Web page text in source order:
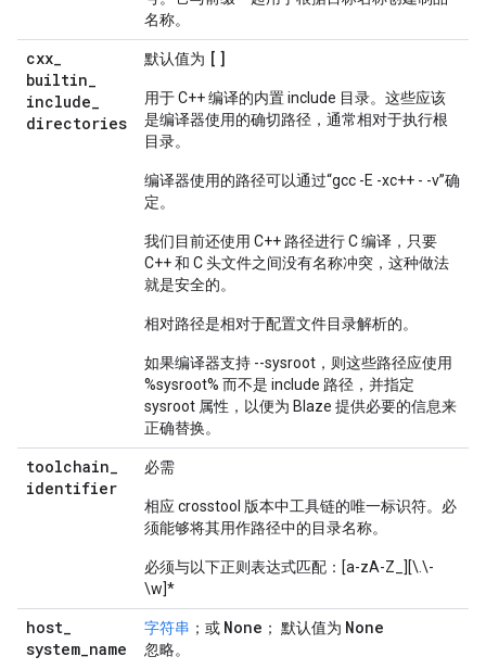
名称。
cxx_
builtin_
include_
directories
默认值为 []
用于 C++ 编译的内置 include 目录。这些应该
是编译器使用的确切路径，通常相对于执行根
目录。
编译器使用的路径可以通过“gcc -E -xc++ - -v”确
定。
我们目前还使用 C++ 路径进行 C 编译，只要
C++ 和 C 头文件之间没有名称冲突，这种做法
就是安全的。
相对路径是相对于配置文件目录解析的。
如果编译器支持 --sysroot，则这些路径应使用
%sysroot% 而不是 include 路径，并指定
sysroot 属性，以便为 Blaze 提供必要的信息来
正确替换。
toolchain_
identifier
必需
相应 crosstool 版本中工具链的唯一标识符。必
须能够将其用作路径中的目录名称。
必须与以下正则表达式匹配：[a-zA-Z_][\.\-
\w]*
host_
system_name
字符串 ；或 None ； 默认值为 None
忽略。